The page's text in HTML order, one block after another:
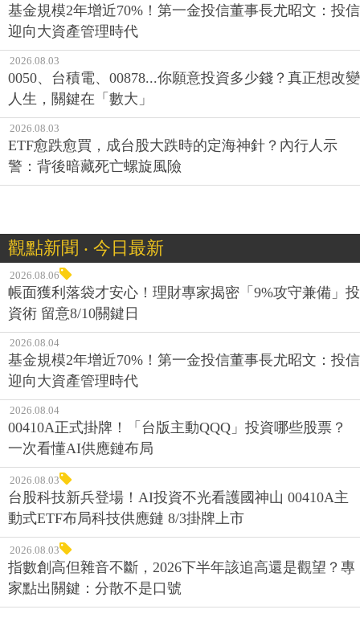
基金規模2年增近70%！第一金投信董事長尤昭文：投信
迎向大資產管理時代
2026.08.03
0050、台積電、00878...你願意投資多少錢？真正想改變
人生，關鍵在「數大」
2026.08.03
ETF愈跌愈買，成台股大跌時的定海神針？內行人示
警：背後暗藏死亡螺旋風險
觀點新聞 ‧ 今日最新
2026.08.06
帳面獲利落袋才安心！理財專家揭密「9%攻守兼備」投
資術 留意8/10關鍵日
2026.08.04
基金規模2年增近70%！第一金投信董事長尤昭文：投信
迎向大資產管理時代
2026.08.04
00410A正式掛牌！「台版主動QQQ」投資哪些股票？
一次看懂AI供應鏈布局
2026.08.03
台股科技新兵登場！AI投資不光看護國神山 00410A主
動式ETF布局科技供應鏈 8/3掛牌上市
2026.08.03
指數創高但雜音不斷，2026下半年該追高還是觀望？專
家點出關鍵：分散不是口號